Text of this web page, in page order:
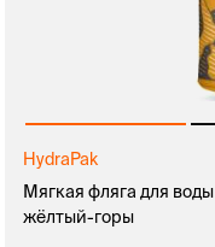
HydraPak
Мягкая фляга для
жёлтый-горы